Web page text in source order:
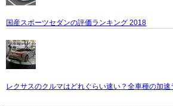
国産スポーツセダンの評価ランキング 2018
レクサスのクルマはどれぐらい速い？全車種の加速